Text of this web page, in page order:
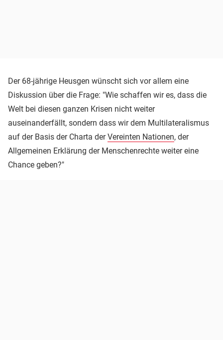
Der 68-jährige Heusgen wünscht sich vor allem eine
Diskussion über die Frage: "Wie schaffen wir es, dass die
Welt bei diesen ganzen Krisen nicht weiter
auseinanderfällt, sondern dass wir dem Multilateralismus
auf der Basis der Charta derVereinten Nationen, der
Allgemeinen Erklärung der Menschenrechte weiter eine
Chance geben?"